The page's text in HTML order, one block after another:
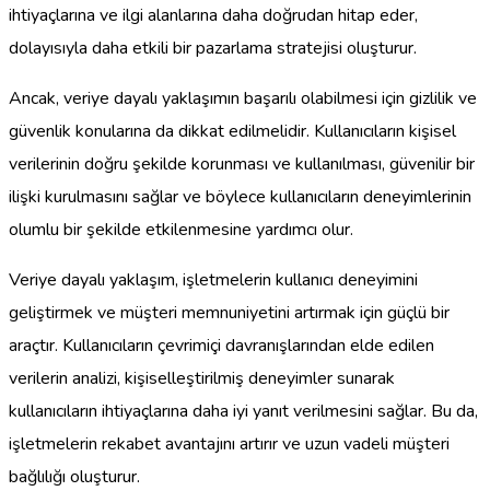
ihtiyaçlarına ve ilgi alanlarına daha doğrudan hitap eder,
dolayısıyla daha etkili bir pazarlama stratejisi oluşturur.
Ancak, veriye dayalı yaklaşımın başarılı olabilmesi için gizlilik ve
güvenlik konularına da dikkat edilmelidir. Kullanıcıların kişisel
verilerinin doğru şekilde korunması ve kullanılması, güvenilir bir
ilişki kurulmasını sağlar ve böylece kullanıcıların deneyimlerinin
olumlu bir şekilde etkilenmesine yardımcı olur.
Veriye dayalı yaklaşım, işletmelerin kullanıcı deneyimini
geliştirmek ve müşteri memnuniyetini artırmak için güçlü bir
araçtır. Kullanıcıların çevrimiçi davranışlarından elde edilen
verilerin analizi, kişiselleştirilmiş deneyimler sunarak
kullanıcıların ihtiyaçlarına daha iyi yanıt verilmesini sağlar. Bu da,
işletmelerin rekabet avantajını artırır ve uzun vadeli müşteri
bağlılığı oluşturur.